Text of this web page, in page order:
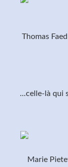
Thomas
...celle-là qui
Marie